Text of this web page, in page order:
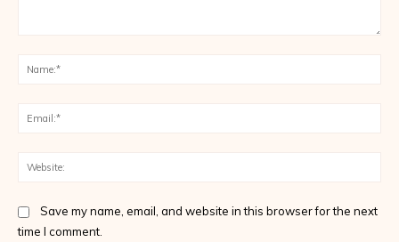
Save my name, email, and website in this browser for the next
time I comment.